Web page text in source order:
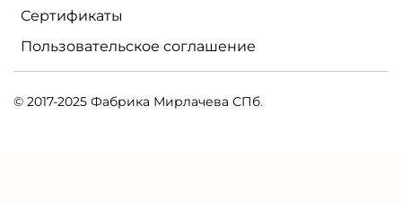
Сертификаты
Пользовательское соглашение
© 2017-2025 Фабрика Мирлачева СПб.